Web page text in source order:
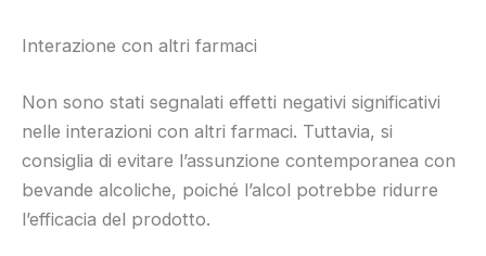
Interazione con altri farmaci
Non sono stati segnalati effetti negativi significativi
nelle interazioni con altri farmaci. Tuttavia, si
consiglia di evitare l’assunzione contemporanea con
bevande alcoliche, poiché l’alcol potrebbe ridurre
l’efficacia del prodotto.